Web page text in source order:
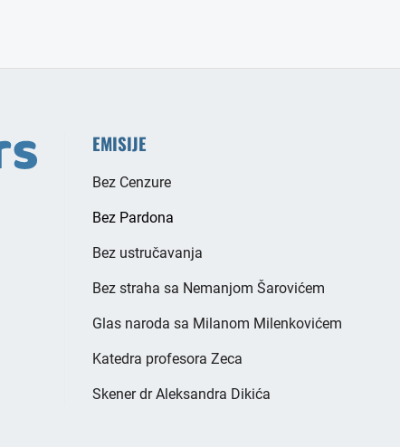
EMISIJE
Bez Cenzure
Bez Pardona
Bez ustručavanja
Bez straha sa Nemanjom Šarovićem
Glas naroda sa Milanom Milenkovićem
Katedra profesora Zeca
Skener dr Aleksandra Dikića